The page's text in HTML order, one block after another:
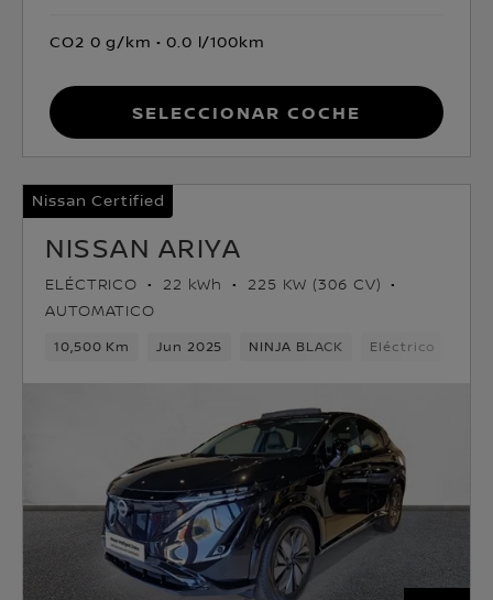
CO2 0 g/km 0.0 l/100km
Seleccionar coche
Nissan Certified
NISSAN ARIYA
ELÉCTRICO 22 kWh
225 KW (306 CV)
AUTOMATICO
10,500 Km Jun 2025 NINJA BLACK Eléctrico